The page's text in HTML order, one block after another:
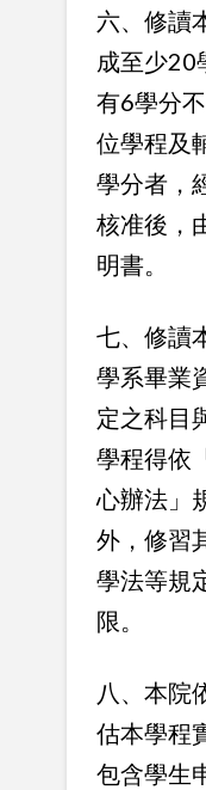
六、修讀
成至少20
有6學分
位學程及
學分者，
核准後，
明書。
七、修讀
學系畢業
定之科目
學程得依
心辦法」
外，修習
學法等規
限。
八、本院
估本學程
包含學生